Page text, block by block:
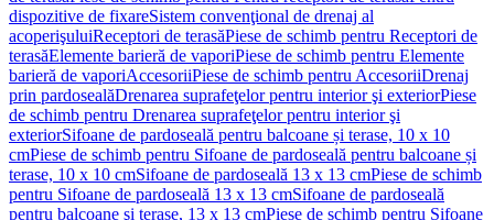
dispozitive de fixareSistem convenţional de drenaj al
acoperişuluiReceptori de terasăPiese de schimb pentru Receptori de
terasăElemente barieră de vaporiPiese de schimb pentru Elemente
barieră de vaporiAccesoriiPiese de schimb pentru AccesoriiDrenaj
prin pardosealăDrenarea suprafeţelor pentru interior şi exteriorPiese
de schimb pentru Drenarea suprafeţelor pentru interior şi
exteriorSifoane de pardoseală pentru balcoane și terase, 10 x 10
cmPiese de schimb pentru Sifoane de pardoseală pentru balcoane și
terase, 10 x 10 cmSifoane de pardoseală 13 x 13 cmPiese de schimb
pentru Sifoane de pardoseală 13 x 13 cmSifoane de pardoseală
pentru balcoane şi terase, 13 x 13 cmPiese de schimb pentru Sifoane